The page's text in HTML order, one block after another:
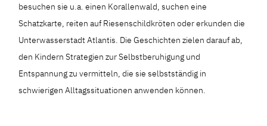
besuchen sie u.a. einen Korallenwald, suchen eine
Schatzkarte, reiten auf Riesenschildkröten oder erkunden die
Unterwasserstadt Atlantis. Die Geschichten zielen darauf ab,
den Kindern Strategien zur Selbstberuhigung und
Entspannung zu vermitteln, die sie selbstständig in
schwierigen Alltagssituationen anwenden können.